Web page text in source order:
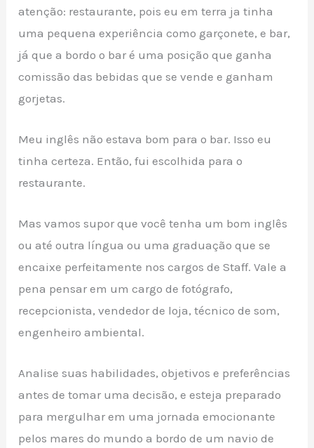
atenção: restaurante, pois eu em terra ja tinha
uma pequena experiência como garçonete, e bar,
já que a bordo o bar é uma posição que ganha
comissão das bebidas que se vende e ganham
gorjetas.
Meu inglês não estava bom para o bar. Isso eu
tinha certeza. Então, fui escolhida para o
restaurante.
Mas vamos supor que você tenha um bom inglês
ou até outra língua ou uma graduação que se
encaixe perfeitamente nos cargos de Staff. Vale a
pena pensar em um cargo de fotógrafo,
recepcionista, vendedor de loja, técnico de som,
engenheiro ambiental.
Analise suas habilidades, objetivos e preferências
antes de tomar uma decisão, e esteja preparado
para mergulhar em uma jornada emocionante
pelos mares do mundo a bordo de um navio de